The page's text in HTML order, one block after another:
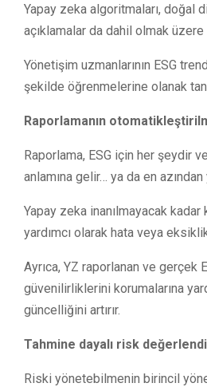
Yapay zeka algoritmaları, doğal
açıklamalar da dahil olmak
Yönetişim uzmanlarının ESG
şekilde öğrenmelerine olanak
Raporlamanın
Raporlama, ESG için her şeydir
anlamına gelir… ya da en
Yapay zeka inanılmayacak kadar
yardımcı olarak hata veya
Ayrıca, YZ raporlanan ve gerçek
güvenilirliklerini korumalarına
güncelliğini artırır.
Tahmine dayalı risk
Riski yönetebilmenin birincil